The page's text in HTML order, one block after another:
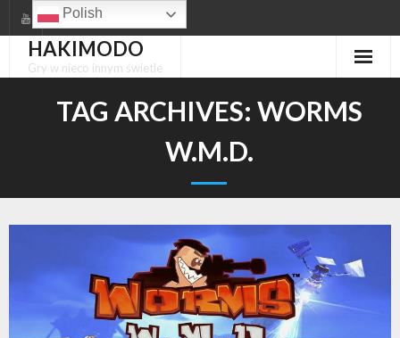
to
contentHAKIMODO
Gry w nieco innym świetle
TAG ARCHIVES: WORMS
W.M.D.
Polish